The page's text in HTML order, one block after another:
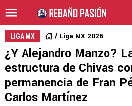
LIGA MX Liga MX 2026
¿Y Alejandro Manzo?
estructura de Chivas
permanencia de Fran
Carlos Martínez